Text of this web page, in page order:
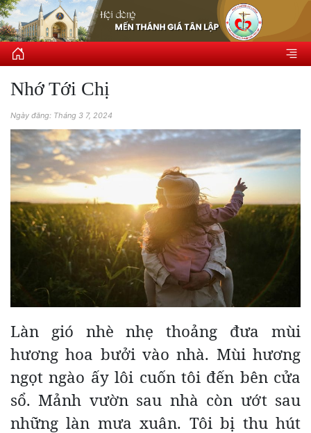
Nhớ Tới Chị
Ngày đăng: Tháng 3 7, 2024
Làn gió nhè nhẹ thoảng đưa mùi
hương hoa bưởi vào nhà. Mùi hương
ngọt ngào ấy lôi cuốn tôi đến bên cửa
sổ. Mảnh vườn sau nhà còn ướt sau
những làn mưa xuân. Tôi bị thu hút